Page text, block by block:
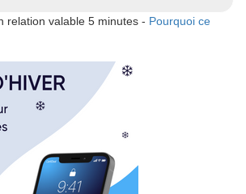
relation valable 5 minutes - Pourquoi ce